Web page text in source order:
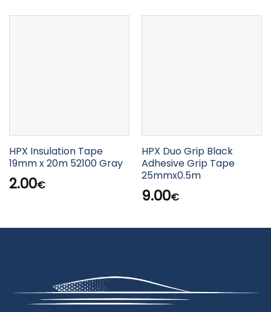
HPX Insulation Tape
19mm x 20m 52100 Gray
2.00€
HPX Duo Grip Black
Adhesive Grip Tape
25mmx0.5m
9.00€